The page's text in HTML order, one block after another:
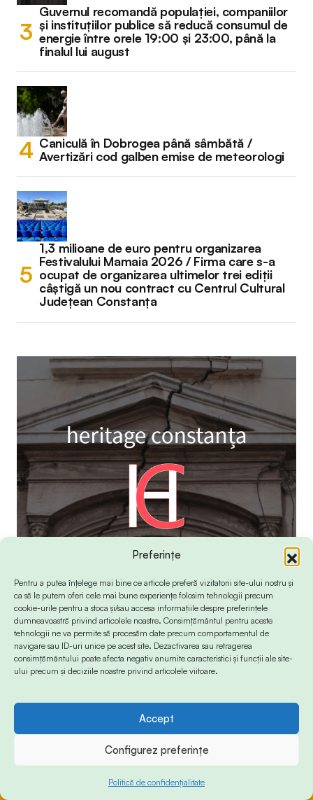
Preferințe
Pentru a putea înțelege mai bine ce articole preferă vizitatorii site-ului nostru și
ca să le putem oferi cele mai bune experiențe folosim tehnologii precum
cookie-urile pentru a stoca și/sau accesa informațiile despre preferințele
dumneavoastră privind articolele noastre. Consimțământul pentru aceste
tehnologii ne va permite să procesăm date precum comportamentul de
navigare sau ID-uri unice pe acest site. Dezactivarea sau retragerea
consimțământului poate afecta negativ anumite caracteristici și funcții ale site-
ului precum și deciziile noastre privind articolele viitoare.
Accept
Configurez preferințe
Politică de confidențialitate
Guvernul recomandă populației, companiilor
și instituțiilor publice să reducă consumul de
energie între orele 19:00 și 23:00, până la
finalul lui august
Caniculă în Dobrogea până sâmbătă /
Avertizări cod galben emise de meteorologi
1,3 milioane de euro pentru organizarea
Festivalului Mamaia 2026 / Firma care s-a
ocupat de organizarea ultimelor trei ediții
câștigă un nou contract cu Centrul Cultural
Județean Constanța
© 2024 Info-Sud-Est. All Rights Reserved.